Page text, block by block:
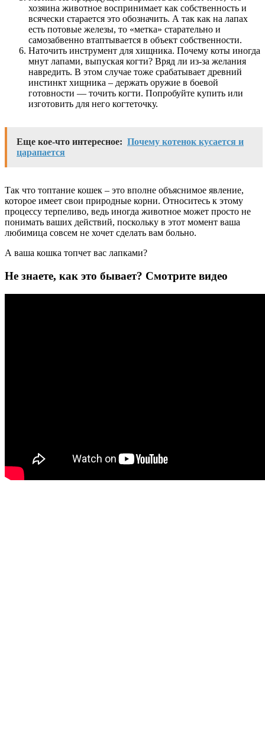
хозяина животное воспринимает как собственность и
всячески старается это обозначить. А так как на лапах
есть потовые железы, то «метка» старательно и
самозабвенно втаптывается в объект собственности.
Наточить инструмент для хищника. Почему коты иногда
мнут лапами, выпуская когти? Вряд ли из-за желания
навредить. В этом случае тоже срабатывает древний
инстинкт хищника – держать оружие в боевой
готовности — точить когти. Попробуйте купить или
изготовить для него когтеточку.
Еще кое-что интересное: Почему котенок кусается и
царапается
Так что топтание кошек – это вполне объяснимое явление,
которое имеет свои природные корни. Относитесь к этому
процессу терпеливо, ведь иногда животное может просто не
понимать ваших действий, поскольку в этот момент ваша
любимица совсем не хочет сделать вам больно.
А ваша кошка топчет вас лапками?
Не знаете, как это бывает? Смотрите видео